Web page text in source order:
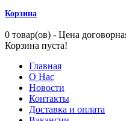
Корзина
0 товар(ов) - Цена
Корзина пуста!
Главная
О Нас
Новости
Контакты
Доставка и оплата